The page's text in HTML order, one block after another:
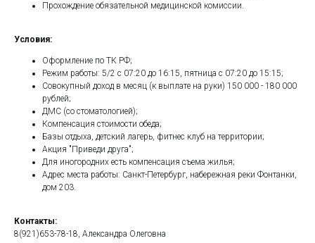
Прохождение обязательной медицинской комиссии.
Условия:
Оформление по ТК РФ;
Режим работы: 5/2 c 07:20 до 16:15, пятница с 07:20 до 15:15;
Совокупный доход в месяц (к выплате на руки) 150 000 - 180 000
рублей;
ДМС (со стоматологией);
Компенсация стоимости обеда;
Базы отдыха, детский лагерь, фитнес клуб на территории;
Акция "Приведи друга";
Для иногородних есть компенсация съема жилья;
Адрес места работы: Санкт-Петербург, набережная реки Фонтанки,
дом 203.
Контакты:
8(921)653-78-18, Александра Олеговна